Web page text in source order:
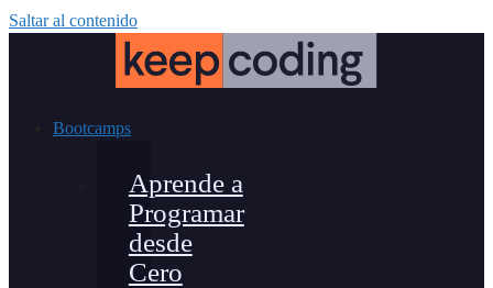
Saltar al contenido
Bootcamps
Aprende a
Programar
desde
Cero